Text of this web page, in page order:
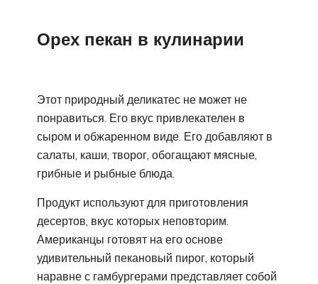
Орех пекан в кулинарии
Этот природный деликатес не может не
понравиться. Его вкус привлекателен в
сыром и обжаренном виде. Его добавляют в
салаты, каши, творог, обогащают мясные,
грибные и рыбные блюда.
Продукт используют для приготовления
десертов, вкус которых неповторим.
Американцы готовят на его основе
удивительный пекановый пирог, который
наравне с гамбургерами представляет собой